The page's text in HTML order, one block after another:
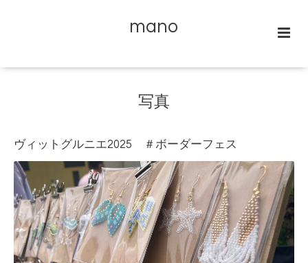
mano
写真
ヴィットグルニエ2025 ＃ボーダーフェス